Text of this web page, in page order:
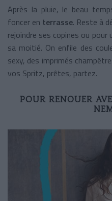
Après la pluie, le beau
foncer en terrasse. Reste à
rejoindre ses copines ou
sa moitié. On enfile des
sexy, des imprimés
vos Spritz, prêtes, partez.
POUR RENOUER